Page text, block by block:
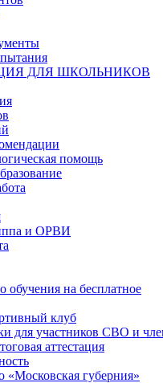
ДЛЯ ШКОЛЬНИКОВ
помощь
и ОРВИ
обучения на бесплатное
клуб
для участников СВО и
аттестация
«Московская губерния»